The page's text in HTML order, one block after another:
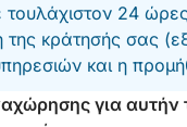
24
της κράτησής σας
και η
για αυτήν